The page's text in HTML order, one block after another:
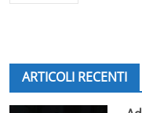
ARTICOLI RECENTI